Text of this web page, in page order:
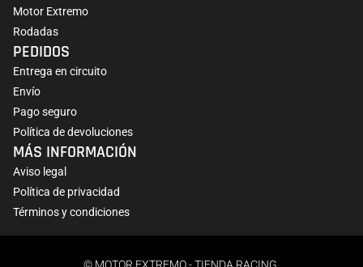
Motor Extremo
Rodadas
PEDIDOS
Entrega en circuito
Envío
Pago seguro
Política de devoluciones
MÁS INFORMACIÓN
Aviso legal
Política de privacidad
Términos y condiciones